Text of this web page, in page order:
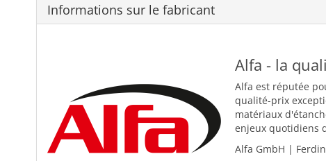
Informations sur le fabricant
Alfa - la
Alfa est réputée
qualité-prix
matériaux
enjeux quotidiens
Alfa GmbH |